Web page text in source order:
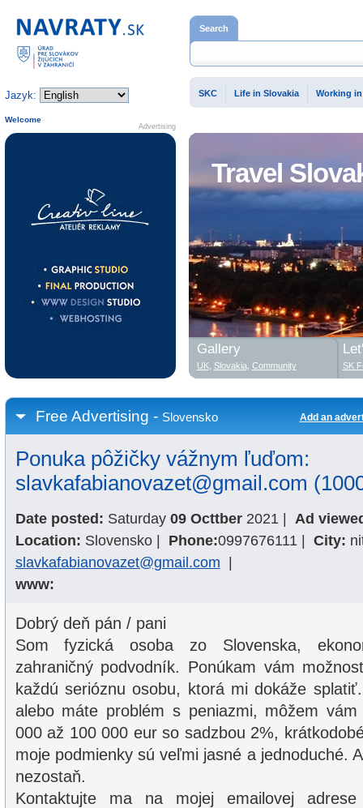
Travel
Free Advertising - Slovensko Add an
Ponuka pôžičky vážnym ľuďom:
slavkafabianovazet@gmail.com
Date posted: Saturday 09 Octtber2021 |
Ad
Location: Slovensko | Phone:0997676111 | City:
slavkafabianovazet@gmail.com |
www:
Dobrý deň pán / pani
Som fyzická osoba zo Slovenska,
zahraničný podvodník. Ponúkam vám
každú serióznu osobu, ktorá mi dokáže
alebo máte problém s peniazmi, môžem
000 až 100 000 eur so sadzbou 2%,
moje podmienky sú veľmi jasné a jednoduché.
nezostaň.
Kontaktujte ma na mojej emailovej
Home page
Jazyk:
Search
SKC Life in Slovakia Working in
Advertising
Welcome
Gallery
UK, Slovakia Community SK